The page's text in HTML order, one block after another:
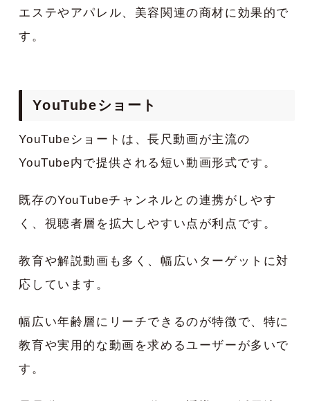
エステやアパレル、美容関連の商材に効果的で
す。
YouTubeショート
YouTubeショートは、長尺動画が主流の
YouTube内で提供される短い動画形式です。
既存のYouTubeチャンネルとの連携がしやす
く、視聴者層を拡大しやすい点が利点です。
教育や解説動画も多く、幅広いターゲットに対
応しています。
幅広い年齢層にリーチできるのが特徴で、特に
教育や実用的な動画を求めるユーザーが多いで
す。